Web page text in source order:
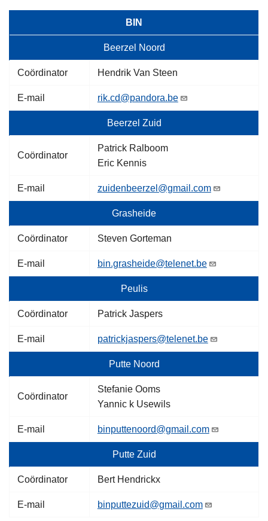
BIN
Beerzel Noord
Coördinator Hendrik Van Steen
E-mail rik.cd@pandora.be
Beerzel Zuid
Coördinator
Patrick Ralboom
Eric Kennis
E-mail zuidenbeerzel@gmail.com
Grasheide
Coördinator Steven Gorteman
E-mail bin.grasheide@telenet.be
Peulis
Coördinator Patrick Jaspers
E-mail patrickjaspers@telenet.be
Putte Noord
Coördinator
Stefanie Ooms
Yannic k Usewils
E-mail binputtenoord@gmail.com
Putte Zuid
Coördinator Bert Hendrickx
E-mail binputtezuid@gmail.com